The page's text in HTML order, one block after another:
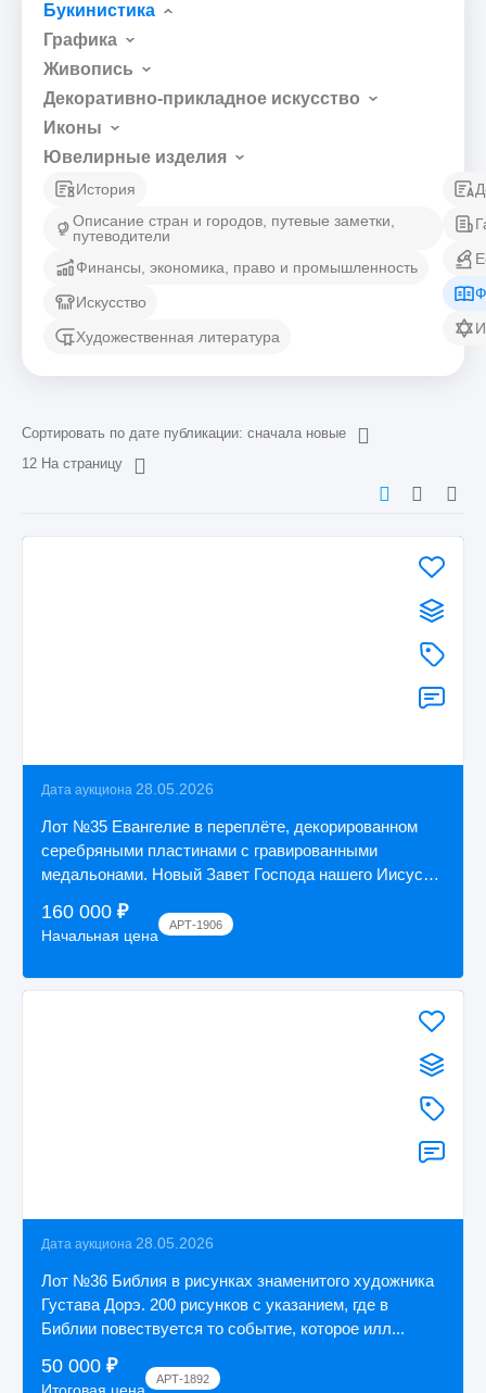
Букинистика
Графика
Живопись
Декоративно-прикладное искусство
Иконы
Ювелирные изделия
История
Описание стран и городов, путевые заметки,
путеводители
Финансы, экономика, право и промышленность
Искусство
Художественная литература
Сортировать по дате публикации: сначала новые
12 На страницу
Дата аукциона 28.05.2026
Лот №35 Евангелие в переплёте, декорированном
серебряными пластинами с гравированными
медальонами. Новый Завет Господа нашего Иисуса
160 000 ₽
Начальная цена
АРТ-1906
Дата аукциона 28.05.2026
Лот №36 Библия в рисунках знаменитого художника
Густава Дорэ. 200 рисунков с указанием, где в
Библии повествуется то событие, которое илл...
50 000 ₽
АРТ-1892